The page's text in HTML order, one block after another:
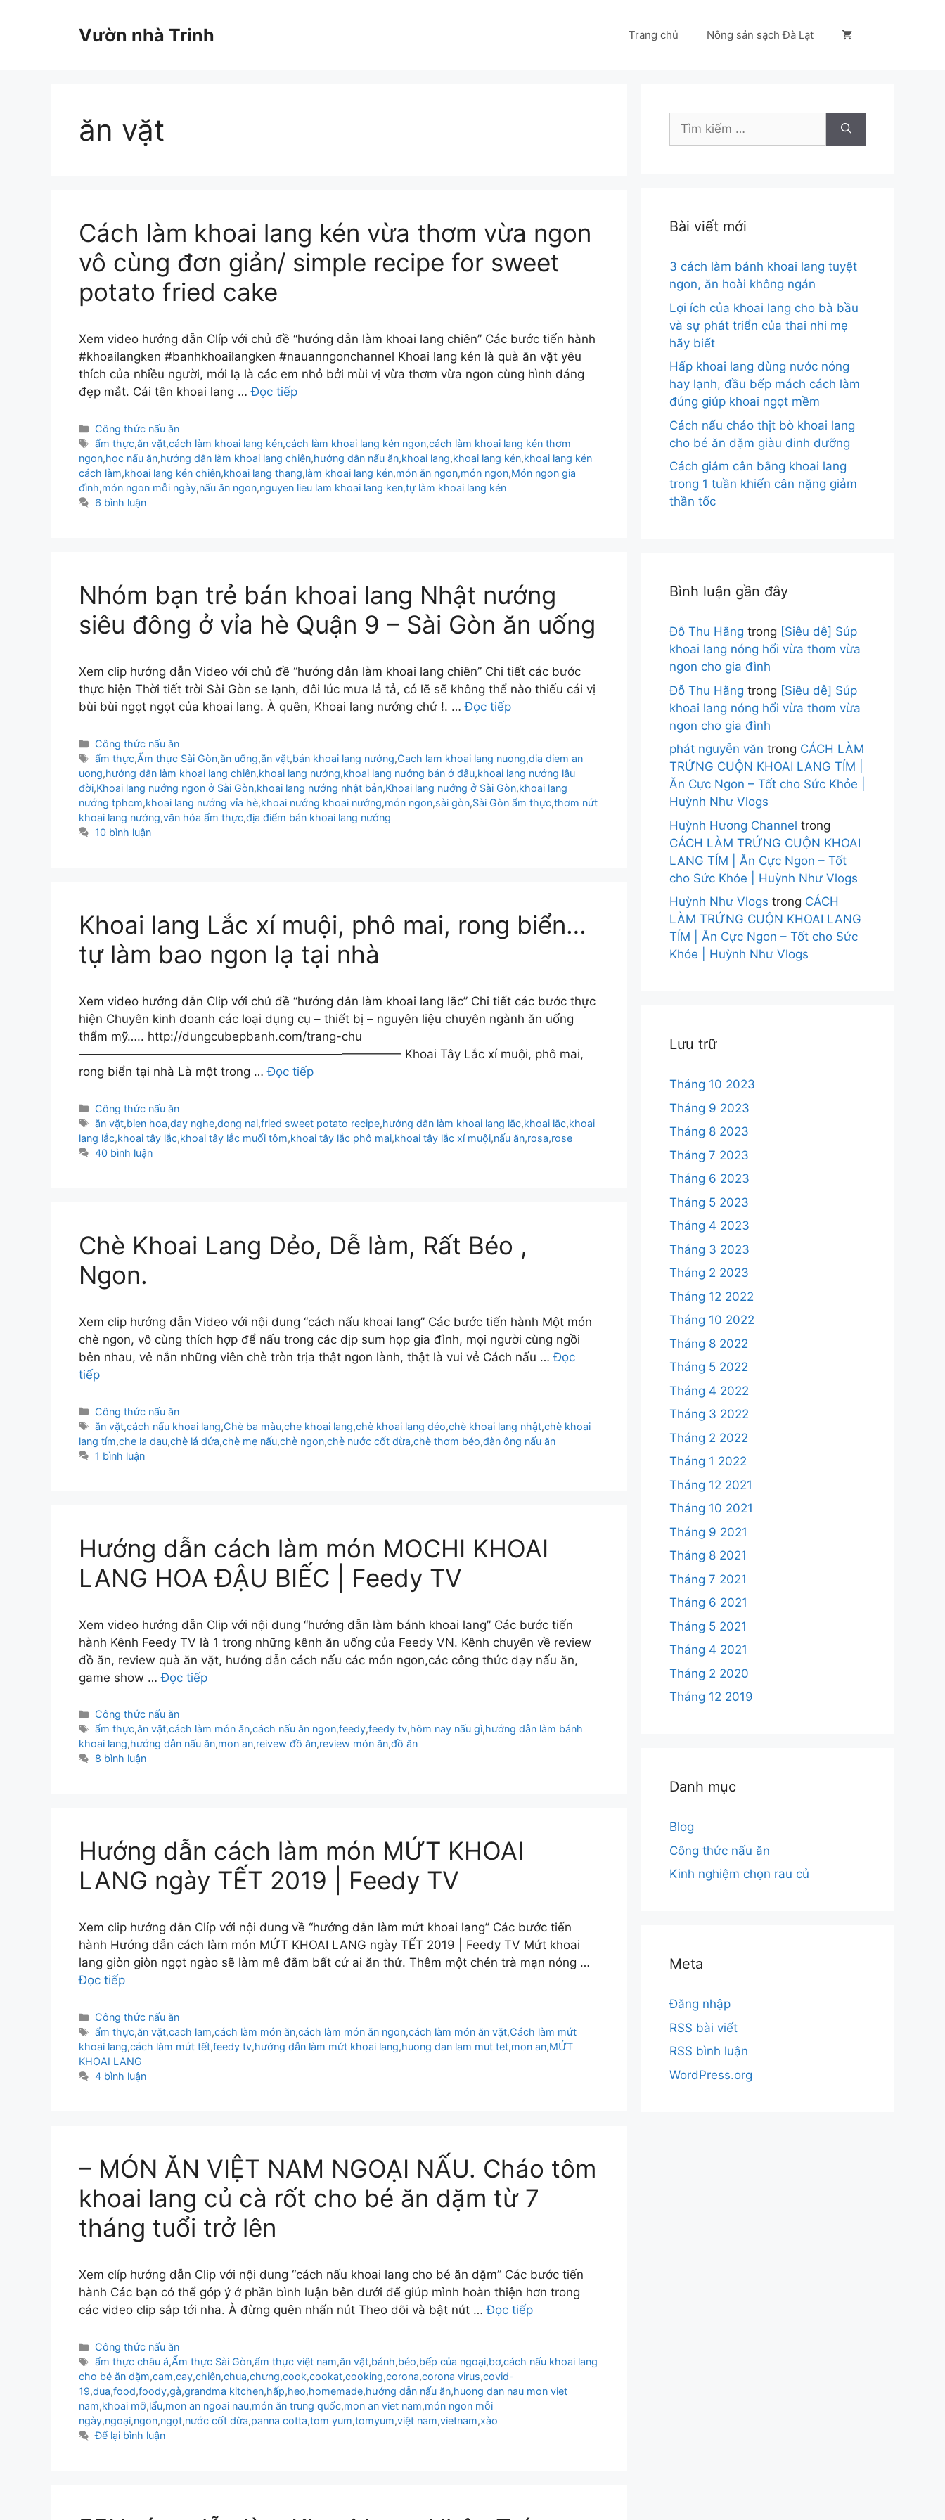
Vườn nhà Trinh Trang chủ Nông sản sạch Đà Lạt
ăn vặt
Cách làm khoai lang kén vừa thơm vừa ngon
vô cùng đơn giản/ simple recipe for sweet
potato fried cake
Xem video hướng dẫn Clíp với chủ đề “hướng dẫn làm khoai lang chiên” Các bước tiến hành
#khoailangken #banhkhoailangken #nauanngonchannel Khoai lang kén là quà ăn vặt yêu
thích của nhiều người, mới lạ là các em nhỏ bởi mùi vị vừa thơm vừa ngon cùng hình dáng
đẹp mắt. Cái tên khoai lang …Đọc tiếp
Danh
mục
Công thức nấu ăn
Thẻ
ẩm thực,ăn vặt,cách làm khoai lang kén,cách làm khoai lang kén ngon,cách làm khoai lang kén thơm
ngon,học nấu ăn,hướng dẫn làm khoai lang chiên,hướng dẫn nấu ăn,khoai lang,khoai lang kén,khoai lang kén
cách làm,khoai lang kén chiên,khoai lang thang,làm khoai lang kén,món ăn ngon,món ngon,Món ngon gia
đình,món ngon mỗi ngày,nấu ăn ngon,nguyen lieu lam khoai lang ken,tự làm khoai lang kén
6 bình luận
Nhóm bạn trẻ bán khoai lang Nhật nướng
siêu đông ở vỉa hè Quận 9 – Sài Gòn ăn uống
Xem clip hướng dẫn Video với chủ đề “hướng dẫn làm khoai lang chiên” Chi tiết các bước
thực hiện Thời tiết trời Sài Gòn se lạnh, đôi lúc mưa lả tả, có lẽ sẽ không thể nào thiếu cái vị
bùi bùi ngọt ngọt của khoai lang. À quên, Khoai lang nướng chứ !. …Đọc tiếp
Danh
mục
Công thức nấu ăn
Thẻ
ẩm thực,Ẩm thực Sài Gòn,ăn uống,ăn vặt,bán khoai lang nướng,Cach lam khoai lang nuong,dia diem an
uong,hướng dẫn làm khoai lang chiên,khoai lang nướng,khoai lang nướng bán ở đâu,khoai lang nướng lâu
đời,Khoai lang nướng ngon ở Sài Gòn,khoai lang nướng nhật bản,Khoai lang nướng ở Sài Gòn,khoai lang
nướng tphcm,khoai lang nướng vỉa hè,khoai nướng khoai nướng,món ngon,sài gòn,Sài Gòn ẩm thực,thơm nứt
khoai lang nướng,văn hóa ẩm thực,địa điểm bán khoai lang nướng
10 bình luận
Khoai lang Lắc xí muội, phô mai, rong biển…
tự làm bao ngon lạ tại nhà
Xem video hướng dẫn Clip với chủ đề “hướng dẫn làm khoai lang lắc” Chi tiết các bước thực
hiện Chuyên kinh doanh các loại dụng cụ – thiết bị – nguyên liệu chuyên ngành ăn uống
thẩm mỹ….. http://dungcubepbanh.com/trang-chu
——————————————————————————— Khoai Tây Lắc xí muội, phô mai,
rong biển tại nhà Là một trong …Đọc tiếp
Danh
mục
Công thức nấu ăn
Thẻ
ăn vặt,bien hoa,day nghe,dong nai,fried sweet potato recipe,hướng dẫn làm khoai lang lắc,khoai lắc,khoai
lang lắc,khoai tây lắc,khoai tây lắc muối tôm,khoai tây lắc phô mai,khoai tây lắc xí muội,nấu ăn,rosa,rose
40 bình luận
Chè Khoai Lang Dẻo, Dễ làm, Rất Béo ,
Ngon.
Xem clip hướng dẫn Video với nội dung “cách nấu khoai lang” Các bước tiến hành Một món
chè ngon, vô cùng thích hợp để nấu trong các dịp sum họp gia đình, mọi người cùng ngồi
bên nhau, vê nắn những viên chè tròn trịa thật ngon lành, thật là vui vẻ Cách nấu …Đọc
tiếp
Danh
mục
Công thức nấu ăn
Thẻ
ăn vặt,cách nấu khoai lang,Chè ba màu,che khoai lang,chè khoai lang dẻo,chè khoai lang nhật,chè khoai
lang tím,che la dau,chè lá dứa,chè mẹ nấu,chè ngon,chè nước cốt dừa,chè thơm béo,đàn ông nấu ăn
1 bình luận
Hướng dẫn cách làm món MOCHI KHOAI
LANG HOA ĐẬU BIẾC | Feedy TV
Xem video hướng dẫn Clip với nội dung “hướng dẫn làm bánh khoai lang” Các bước tiến
hành Kênh Feedy TV là 1 trong những kênh ăn uống của Feedy VN. Kênh chuyên về review
đồ ăn, review quà ăn vặt, hướng dẫn cách nấu các món ngon,các công thức dạy nấu ăn,
game show …Đọc tiếp
Danh
mục
Công thức nấu ăn
Thẻ
ẩm thực,ăn vặt,cách làm món ăn,cách nấu ăn ngon,feedy,feedy tv,hôm nay nấu gì,hướng dẫn làm bánh
khoai lang,hướng dẫn nấu ăn,mon an,reivew đồ ăn,review món ăn,đồ ăn
8 bình luận
Hướng dẫn cách làm món MỨT KHOAI
LANG ngày TẾT 2019 | Feedy TV
Xem clip hướng dẫn Clíp với nội dung về “hướng dẫn làm mứt khoai lang” Các bước tiến
hành Hướng dẫn cách làm món MỨT KHOAI LANG ngày TẾT 2019 | Feedy TV Mứt khoai
lang giòn giòn ngọt ngào sẽ làm mê đắm bất cứ ai ăn thử. Thêm một chén trà mạn nóng …
Đọc tiếp
Danh
mục
Công thức nấu ăn
Thẻ
ẩm thực,ăn vặt,cach lam,cách làm món ăn,cách làm món ăn ngon,cách làm món ăn vặt,Cách làm mứt
khoai lang,cách làm mứt tết,feedy tv,hướng dẫn làm mứt khoai lang,huong dan lam mut tet,mon an,MỨT
KHOAI LANG
4 bình luận
– MÓN ĂN VIỆT NAM NGOẠI NẤU. Cháo tôm
khoai lang củ cà rốt cho bé ăn dặm từ 7
tháng tuổi trở lên
Xem clíp hướng dẫn Clip với nội dung “cách nấu khoai lang cho bé ăn dặm” Các bước tiến
hành Các bạn có thể góp ý ở phần bình luận bên dưới để giúp mình hoàn thiện hơn trong
các video clip sắp tới nha. À đừng quên nhấn nút Theo dõi và bật nút …Đọc tiếp
Danh
mục
Công thức nấu ăn
Thẻ
ẩm thực châu á,Ẩm thực Sài Gòn,ẩm thực việt nam,ăn vặt,bánh,béo,bếp của ngoại,bơ,cách nấu khoai lang
cho bé ăn dặm,cam,cay,chiên,chua,chưng,cook,cookat,cooking,corona,corona virus,covid-
19,dua,food,foody,gà,grandma kitchen,hấp,heo,homemade,hướng dẫn nấu ăn,huong dan nau mon viet
nam,khoai mỡ,lẩu,mon an ngoai nau,món ăn trung quốc,mon an viet nam,món ngon mỗi
ngày,ngoại,ngon,ngọt,nước cốt dừa,panna cotta,tom yum,tomyum,việt nam,vietnam,xào
Để lại bình luận
Tìm
Bài viết mới
3 cách làm bánh khoai lang tuyệt
ngon, ăn hoài không ngán
Lợi ích của khoai lang cho bà bầu
và sự phát triển của thai nhi mẹ
hãy biết
Hấp khoai lang dùng nước nóng
hay lạnh, đầu bếp mách cách làm
đúng giúp khoai ngọt mềm
Cách nấu cháo thịt bò khoai lang
cho bé ăn dặm giàu dinh dưỡng
Cách giảm cân bằng khoai lang
trong 1 tuần khiến cân nặng giảm
thần tốc
Bình luận gần đây
Đỗ Thu Hằng trong [Siêu dễ] Súp
khoai lang nóng hổi vừa thơm vừa
ngon cho gia đình
Đỗ Thu Hằng trong [Siêu dễ] Súp
khoai lang nóng hổi vừa thơm vừa
ngon cho gia đình
phát nguyễn văn trong CÁCH LÀM
TRỨNG CUỘN KHOAI LANG TÍM |
Ăn Cực Ngon – Tốt cho Sức Khỏe |
Huỳnh Như Vlogs
Huỳnh Hương Channel trong
CÁCH LÀM TRỨNG CUỘN KHOAI
LANG TÍM | Ăn Cực Ngon – Tốt
cho Sức Khỏe | Huỳnh Như Vlogs
Huỳnh Như Vlogs trong CÁCH
LÀM TRỨNG CUỘN KHOAI LANG
TÍM | Ăn Cực Ngon – Tốt cho Sức
Khỏe | Huỳnh Như Vlogs
Lưu trữ
Tháng 10 2023
Tháng 9 2023
Tháng 8 2023
Tháng 7 2023
Tháng 6 2023
Tháng 5 2023
Tháng 4 2023
Tháng 3 2023
Tháng 2 2023
Tháng 12 2022
Tháng 10 2022
Tháng 8 2022
Tháng 5 2022
Tháng 4 2022
Tháng 3 2022
Tháng 2 2022
Tháng 1 2022
Tháng 12 2021
Tháng 10 2021
Tháng 9 2021
Tháng 8 2021
Tháng 7 2021
Tháng 6 2021
Tháng 5 2021
Tháng 4 2021
Tháng 2 2020
Tháng 12 2019
Danh mục
Blog
Công thức nấu ăn
Kinh nghiệm chọn rau củ
Meta
Đăng nhập
RSS bài viết
RSS bình luận
WordPress.org